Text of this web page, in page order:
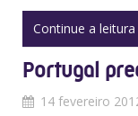
Continue a leitura
Portugal
14 fevereiro